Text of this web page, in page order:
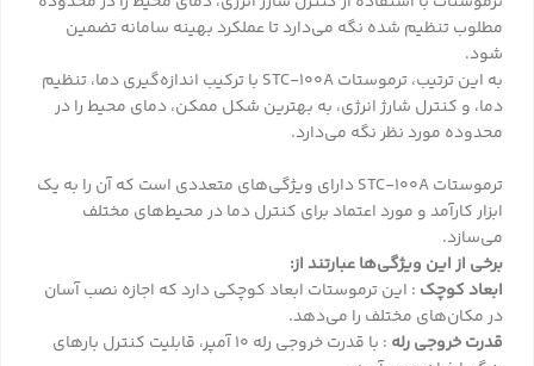
مطلوب تنظیم شده نگه می‌دارد تا عملکرد بهینه سامانه تضمین
شود.
به این ترتیب، ترموستات STC-100A با ترکیب اندازه‌گیری دما، تنظیم
دما، و کنترل شارژ انرژی، به بهترین شکل ممکن، دمای محیط را در
محدوده مورد نظر نگه می‌دارد.
ترموستات STC-100A دارای ویژگی‌های متعددی است که آن را به یک
ابزار کارآمد و مورد اعتماد برای کنترل دما در محیط‌های مختلف
می‌سازد.
برخی از این ویژگی‌ها عبارتند از:
ابعاد کوچک : این ترموستات ابعاد کوچکی دارد که اجازه نصب آسان
در مکان‌های مختلف را می‌دهد.
قدرت خروجی رله
: با قدرت خروجی رله 10 آمپر، قابلیت کنترل بارهای